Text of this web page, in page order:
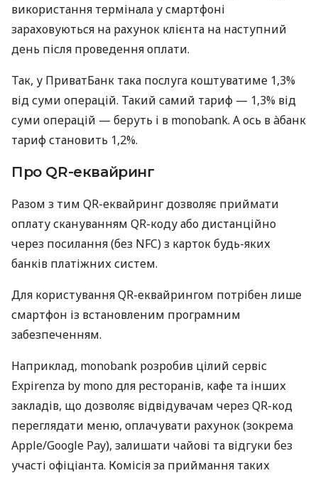
використання термінала у смартфоні
зараховуються на рахунок клієнта на наступний
день після проведення оплати.
Так, у ПриватБанк така послуга коштуватиме 1,3%
від суми операцій. Такий самий тариф — 1,3% від
суми операцій — беруть і в monobank. А ось в àбанк
тариф становить 1,2%.
Про QR-еквайринг
Разом з тим QR-еквайринг дозволяє приймати
оплату скануванням QR-коду або дистанційно
через посилання (без NFC) з карток будь-яких
банків платіжних систем.
Для користування QR-еквайрингом потрібен лише
смартфон із встановленим програмним
забезпеченням.
Наприклад, monobank розробив цілий сервіс
Expirenza by mono для ресторанів, кафе та інших
закладів, що дозволяє відвідувачам через QR-код
переглядати меню, оплачувати рахунок (зокрема
Apple/Google Pay), залишати чайові та відгуки без
участі офіціанта. Комісія за приймання таких